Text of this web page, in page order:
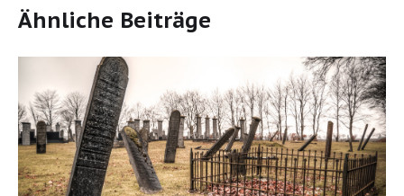
Ähnliche Beiträge